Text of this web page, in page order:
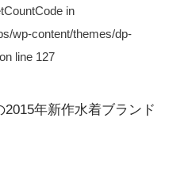
in
wp-content/themes/dp-
on line 127
年新作水着ブランド